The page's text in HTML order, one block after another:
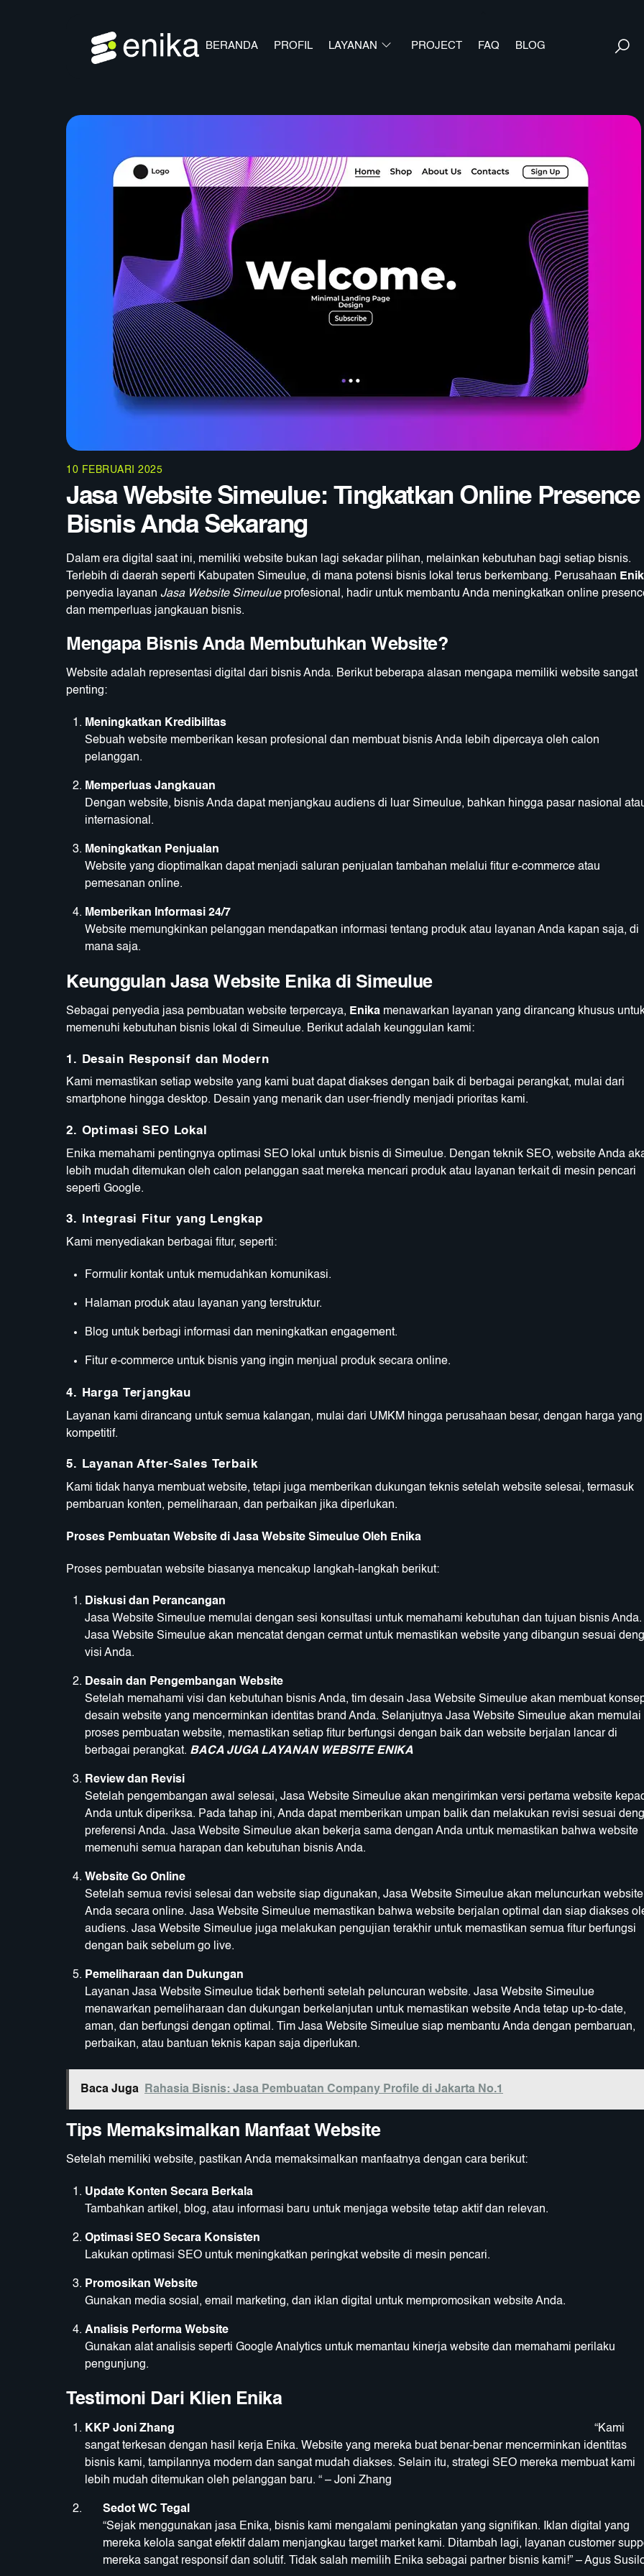
BERANDA PROFIL LAYANAN PROJECT FAQ BLOG
10 FEBRUARI 2025
Jasa Website Simeulue: Tingkatkan Online Presence
Bisnis Anda Sekarang
Dalam era digital saat ini, memiliki website bukan lagi sekadar pilihan, melainkan kebutuhan bagi setiap bisnis.
Terlebih di daerah seperti Kabupaten Simeulue, di mana potensi bisnis lokal terus berkembang. Perusahaan
penyedia layanan Jasa Website Simeulueprofesional, hadir untuk membantu Anda meningkatkan online
dan memperluas jangkauan bisnis.
Mengapa Bisnis Anda Membutuhkan Website?
Website adalah representasi digital dari bisnis Anda. Berikut beberapa alasan mengapa memiliki website sangat
penting:
Meningkatkan Kredibilitas
Sebuah website memberikan kesan profesional dan membuat bisnis Anda lebih dipercaya oleh calon
pelanggan.
Memperluas Jangkauan
Dengan website, bisnis Anda dapat menjangkau audiens di luar Simeulue, bahkan hingga pasar nasional
internasional.
Meningkatkan Penjualan
Website yang dioptimalkan dapat menjadi saluran penjualan tambahan melalui fitur e-commerce atau
pemesanan online.
Memberikan Informasi 24/7
Website memungkinkan pelanggan mendapatkan informasi tentang produk atau layanan Anda kapan saja, di
mana saja.
Keunggulan Jasa Website Enika di Simeulue
Sebagai penyedia jasa pembuatan website terpercaya, Enika menawarkan layanan yang dirancang khusus
memenuhi kebutuhan bisnis lokal di Simeulue. Berikut adalah keunggulan kami:
1. Desain Responsif dan Modern
Kami memastikan setiap website yang kami buat dapat diakses dengan baik di berbagai perangkat, mulai dari
smartphone hingga desktop. Desain yang menarik dan user-friendly menjadi prioritas kami.
2. Optimasi SEO Lokal
Enika memahami pentingnya optimasi SEO lokal untuk bisnis di Simeulue. Dengan teknik SEO, website Anda
lebih mudah ditemukan oleh calon pelanggan saat mereka mencari produk atau layanan terkait di mesin pencari
seperti Google.
3. Integrasi Fitur yang Lengkap
Kami menyediakan berbagai fitur, seperti:
Formulir kontak untuk memudahkan komunikasi.
Halaman produk atau layanan yang terstruktur.
Blog untuk berbagi informasi dan meningkatkan engagement.
Fitur e-commerce untuk bisnis yang ingin menjual produk secara online.
4. Harga Terjangkau
Layanan kami dirancang untuk semua kalangan, mulai dari UMKM hingga perusahaan besar, dengan harga yang
kompetitif.
5. Layanan After-Sales Terbaik
Kami tidak hanya membuat website, tetapi juga memberikan dukungan teknis setelah website selesai, termasuk
pembaruan konten, pemeliharaan, dan perbaikan jika diperlukan.
Proses Pembuatan Website di Jasa Website Simeulue Oleh Enika
Proses pembuatan website biasanya mencakup langkah-langkah berikut:
Diskusi dan Perancangan
Jasa Website Simeulue memulai dengan sesi konsultasi untuk memahami kebutuhan dan tujuan bisnis Anda.
Jasa Website Simeulue akan mencatat dengan cermat untuk memastikan website yang dibangun sesuai
visi Anda.
Desain dan Pengembangan Website
Setelah memahami visi dan kebutuhan bisnis Anda, tim desain Jasa Website Simeulue akan membuat
desain website yang mencerminkan identitas brand Anda. Selanjutnya Jasa Website Simeulue akan memulai
proses pembuatan website, memastikan setiap fitur berfungsi dengan baik dan website berjalan lancar di
berbagai perangkat. BACA JUGA LAYANAN WEBSITE ENIKA
Review dan Revisi
Setelah pengembangan awal selesai, Jasa Website Simeulue akan mengirimkan versi pertama website
Anda untuk diperiksa. Pada tahap ini, Anda dapat memberikan umpan balik dan melakukan revisi sesuai
preferensi Anda. Jasa Website Simeulue akan bekerja sama dengan Anda untuk memastikan bahwa website
memenuhi semua harapan dan kebutuhan bisnis Anda.
Website Go Online
Setelah semua revisi selesai dan website siap digunakan, Jasa Website Simeulue akan meluncurkan website
Anda secara online. Jasa Website Simeulue memastikan bahwa website berjalan optimal dan siap diakses
audiens. Jasa Website Simeulue juga melakukan pengujian terakhir untuk memastikan semua fitur berfungsi
dengan baik sebelum go live.
Pemeliharaan dan Dukungan
Layanan Jasa Website Simeulue tidak berhenti setelah peluncuran website. Jasa Website Simeulue
menawarkan pemeliharaan dan dukungan berkelanjutan untuk memastikan website Anda tetap up-to-date,
aman, dan berfungsi dengan optimal. Tim Jasa Website Simeulue siap membantu Anda dengan pembaruan,
perbaikan, atau bantuan teknis kapan saja diperlukan.
Baca Juga Rahasia Bisnis: Jasa Pembuatan Company Profile di Jakarta No.1
Tips Memaksimalkan Manfaat Website
Setelah memiliki website, pastikan Anda memaksimalkan manfaatnya dengan cara berikut:
Update Konten Secara Berkala
Tambahkan artikel, blog, atau informasi baru untuk menjaga website tetap aktif dan relevan.
Optimasi SEO Secara Konsisten
Lakukan optimasi SEO untuk meningkatkan peringkat website di mesin pencari.
Promosikan Website
Gunakan media sosial, email marketing, dan iklan digital untuk mempromosikan website Anda.
Analisis Performa Website
Gunakan alat analisis seperti Google Analytics untuk memantau kinerja website dan memahami perilaku
pengunjung.
Testimoni Dari Klien Enika
KKP Joni Zhang
“Kami
sangat terkesan dengan hasil kerja Enika. Website yang mereka buat benar-benar mencerminkan identitas
bisnis kami, tampilannya modern dan sangat mudah diakses. Selain itu, strategi SEO mereka membuat kami
lebih mudah ditemukan oleh pelanggan baru. “ – Joni Zhang
Sedot WC Tegal
“Sejak menggunakan jasa Enika, bisnis kami mengalami peningkatan yang signifikan. Iklan digital yang
mereka kelola sangat efektif dalam menjangkau target market kami. Ditambah lagi, layanan customer
mereka sangat responsif dan solutif. Tidak salah memilih Enika sebagai partner bisnis kami!” – Agus
Top